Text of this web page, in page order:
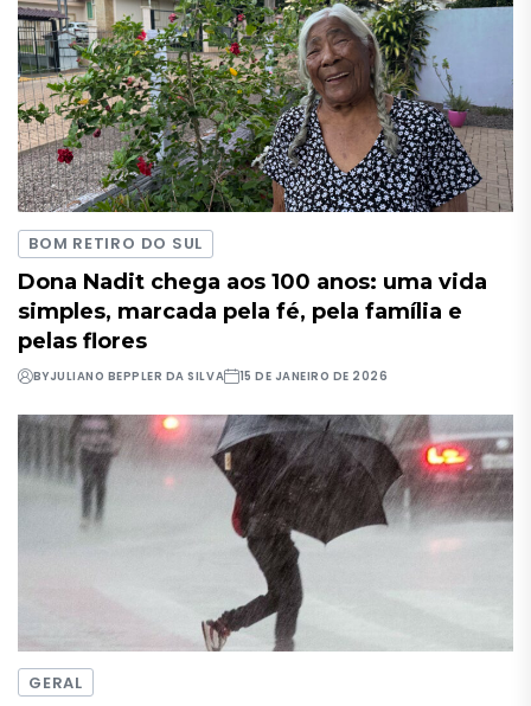
BOM RETIRO DO SUL
Dona Nadit chega aos 100 anos: uma vida
simples, marcada pela fé, pela família e
pelas flores
BYJULIANO BEPPLER DA SILVA 15 DE JANEIRO DE 2026
GERAL